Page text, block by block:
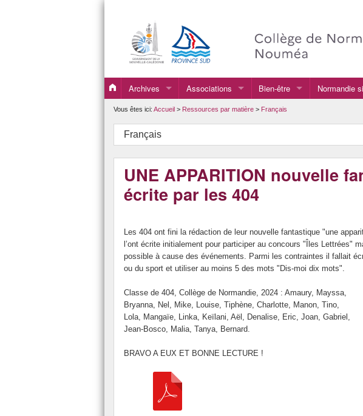
Archives
2019
2020
2022
2023
2025
Associations
Association Sportive
Bien-être
Normandie
Vous êtes ici: Accueil > Ressources par matière > Français
Français
UNE APPARITION nouvelle
écrite par les 404
Les 404 ont fini la rédaction de leur nouvelle fantastique "une
l’ont écrite initialement pour participer au concours "Îles Lettrées"
possible à cause des événements. Parmi les contraintes il fallait
ou du sport et utiliser au moins 5 des mots "Dis-moi dix mots".
Classe de 404, Collège de Normandie, 2024 : Amaury, Mayssa,
Bryanna, Nel, Mike, Louise, Tiphène, Charlotte, Manon, Tino,
Lola, Mangaïe, Linka, Keïlani, Aël, Denalise, Eric, Joan, Gabriel,
Jean-Bosco, Malia, Tanya, Bernard.
BRAVO A EUX ET BONNE LECTURE !